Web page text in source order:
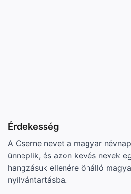
Érdekesség
A Cserne nevet a magyar
ünneplik, és azon kevés nevek
hangzásuk ellenére önálló
nyilvántartásba.